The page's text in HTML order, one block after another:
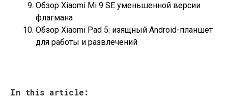
Обзор Xiaomi Mi 9 SE уменьшенной версии
флагмана
Обзор Xiaomi Pad 5: изящный Android-планшет
для работы и развлечений
In this article: